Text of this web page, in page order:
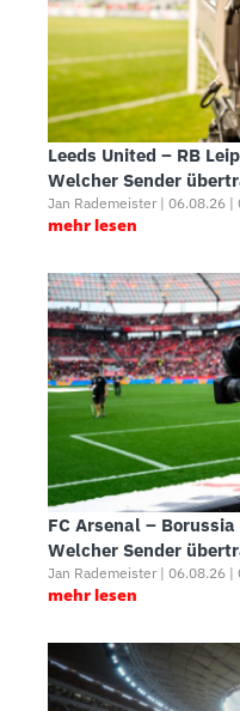
Leeds United – RB
Welcher Sender
Jan Rademeister | 06.08.26 |
mehr lesen
FC Arsenal –
Welcher Sender
Jan Rademeister | 06.08.26 |
mehr lesen